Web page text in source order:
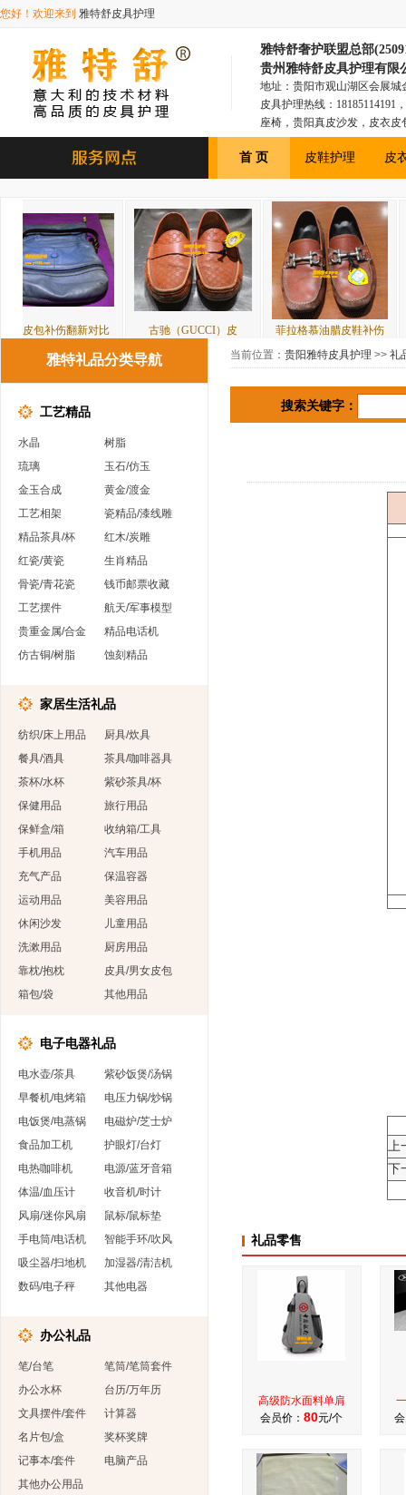
您好！欢迎来到 雅特舒皮具护理
雅特舒奢护联盟总部
贵州雅特舒皮具护理有限
地址：贵阳市观山湖区会展城
皮具护理热线：18185114191
座椅，贵阳真皮沙发，皮衣
具，贵阳皮衣皮包，贵阳汽
首 页 皮鞋护理 皮
翻新对比 古驰（GUCCI）皮 菲拉格慕油腊皮鞋补伤 古驰（
雅特礼品分类导航
工艺精品
水晶
树脂
琉璃
玉石/仿玉
金玉合成
黄金/渡金
工艺相架
瓷精品/漆线雕
精品茶具/杯
红木/炭雕
红瓷/黄瓷
生肖精品
骨瓷/青花瓷
钱币邮票收藏
工艺摆件
航天/军事模型
贵重金属/合金
精品电话机
仿古铜/树脂
蚀刻精品
家居生活礼品
纺织/床上用品
厨具/炊具
餐具/酒具
茶具/咖啡器具
茶杯/水杯
紫砂茶具/杯
保健用品
旅行用品
保鲜盒/箱
收纳箱/工具
手机用品
汽车用品
充气产品
保温容器
运动用品
美容用品
休闲沙发
儿童用品
洗漱用品
厨房用品
靠枕/抱枕
皮具/男女皮包
箱包/袋
其他用品
电子电器礼品
电水壶/茶具
紫砂饭煲/汤锅
早餐机/电烤箱
电压力锅/炒锅
电饭煲/电蒸锅
电磁炉/芝士炉
食品加工机
护眼灯/台灯
电热咖啡机
电源/蓝牙音箱
体温/血压计
收音机/时计
风扇/迷你风扇
鼠标/鼠标垫
手电筒/电话机
智能手环/吹风
吸尘器/扫地机
加湿器/清洁机
数码/电子秤
其他电器
办公礼品
笔/台笔
笔筒/笔筒套件
办公水杯
台历/万年历
文具摆件/套件
计算器
名片包/盒
奖杯奖牌
记事本/套件
电脑产品
其他办公用品
当前位置： 贵阳雅特皮具护理 >> 礼
搜索关键字：
上
下
礼品零售
高级防水面料单肩
会员价： 80元/个